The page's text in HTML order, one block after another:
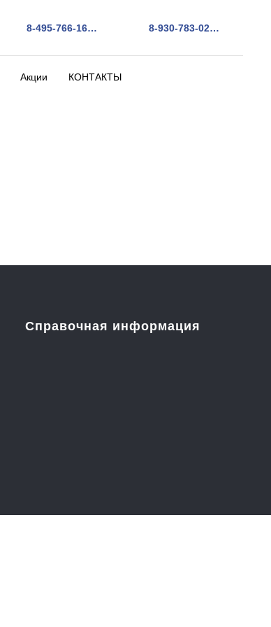
8-495-766-16-34 8-930-783-02-09
Акции КОНТАКТЫ
Справочная информация